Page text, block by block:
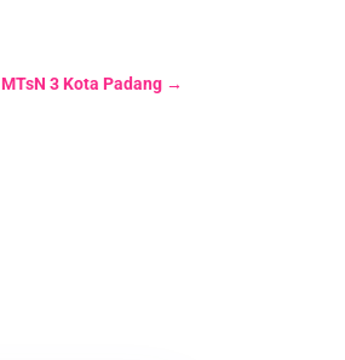
3 Kota Padang→